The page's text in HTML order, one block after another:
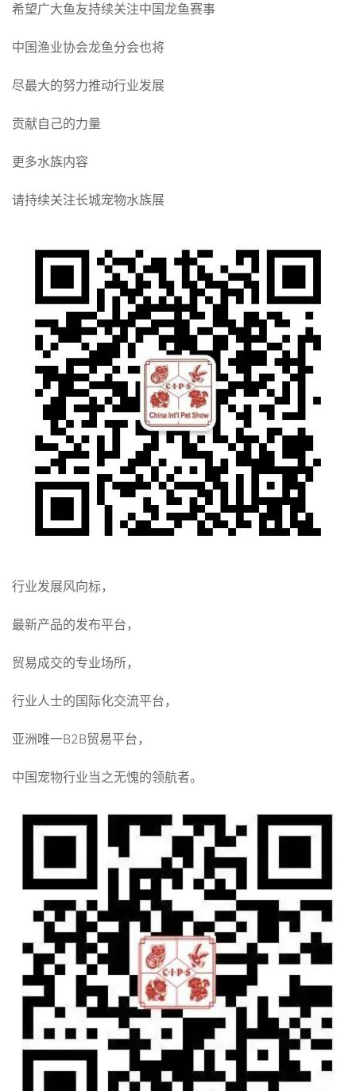
希望广大鱼友持续关注中国龙鱼赛事
中国渔业协会龙鱼分会也将
尽最大的努力推动行业发展
贡献自己的力量
更多水族内容
请持续关注长城宠物水族展
行业发展风向标，
最新产品的发布平台，
贸易成交的专业场所，
行业人士的国际化交流平台，
亚洲唯一B2B贸易平台，
中国宠物行业当之无愧的领航者。